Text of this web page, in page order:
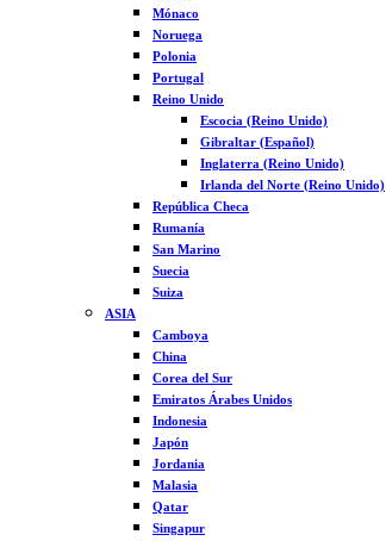
Mónaco
Noruega
Polonia
Portugal
Reino Unido
Escocia (Reino Unido)
Gibraltar (Español)
Inglaterra (Reino Unido)
Irlanda del Norte (Reino Unido)
República Checa
Rumanía
San Marino
Suecia
Suiza
ASIA
Camboya
China
Corea del Sur
Emiratos Árabes Unidos
Indonesia
Japón
Jordania
Malasia
Qatar
Singapur